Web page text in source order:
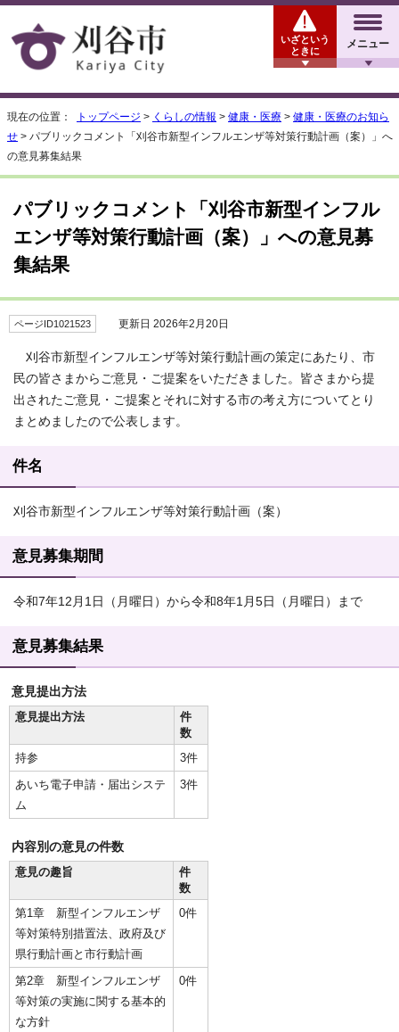
メニュー
いざという
ときに
現在の位置： トップページ > くらしの情報 > 健康・医療 > 健康・医療のお知ら
せ > パブリックコメント「刈谷市新型インフルエンザ等対策行動計画（案）」へ
の意見募集結果
パブリックコメント「刈谷市新型インフル
エンザ等対策行動計画（案）」への意見募
集結果
ページID1021523 更新日 2026年2月20日
刈谷市新型インフルエンザ等対策行動計画の策定にあたり、市
民の皆さまからご意見・ご提案をいただきました。皆さまから提
出されたご意見・ご提案とそれに対する市の考え方についてとり
まとめましたので公表します。
件名
刈谷市新型インフルエンザ等対策行動計画（案）
意見募集期間
令和7年12月1日（月曜日）から令和8年1月5日（月曜日）まで
意見募集結果
意見提出方法
意見提出方法
件
数
持参
3件
あいち電子申請・届出システ
ム
3件
内容別の意見の件数
意見の趣旨
件
数
第1章 新型インフルエンザ
等対策特別措置法、政府及び
県行動計画と市行動計画
0件
第2章 新型インフルエンザ
等対策の実施に関する基本的
な方針
0件